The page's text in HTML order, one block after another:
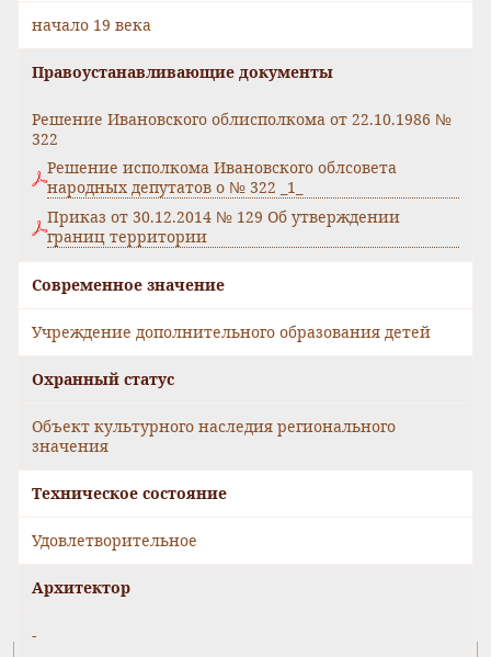
начало 19 века
Правоустанавливающие документы
Решение Ивановского облисполкома от 22.10.1986 №
322
Решение исполкома Ивановского облсовета
народных депутатов о № 322 _1_
Приказ от 30.12.2014 № 129 Об утверждении
границ территории
Современное значение
Учреждение дополнительного образования детей
Охранный статус
Объект культурного наследия регионального
значения
Техническое состояние
Удовлетворительное
Архитектор
-